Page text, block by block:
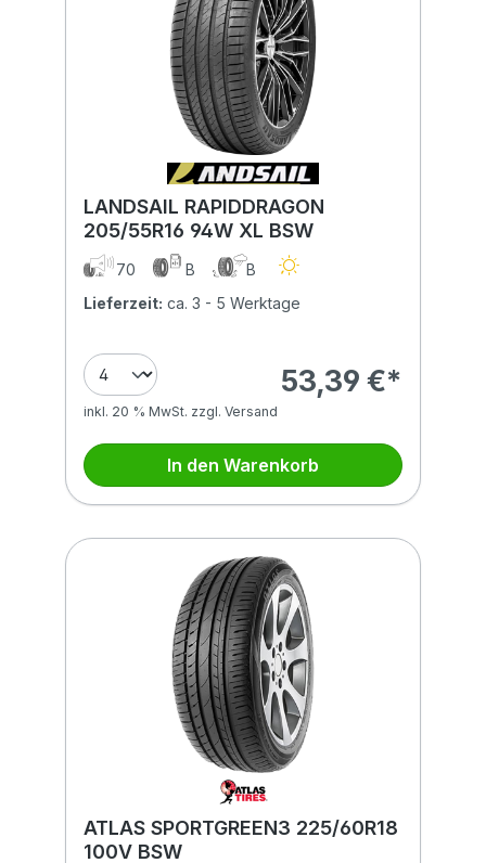
LANDSAIL RAPIDDRAGON
205/55R16 94W XL BSW
70 B
B
Lieferzeit: ca. 3 - 5 Werktage
53,39 €*
inkl. 20 % MwSt. zzgl. Versand
In den Warenkorb
ATLAS SPORTGREEN3 225/60R18
100V BSW